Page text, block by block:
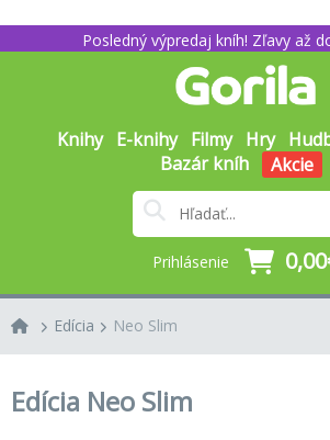
Posledný výpredaj kníh! Zľavy až
Knihy E-knihy Filmy Hry
Bazár kníh
Akcie
Prihlásenie
Edícia Neo Slim
Edícia Neo Slim